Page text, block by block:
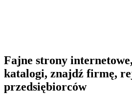
Fajne strony
katalogi, znajdź firmę,
przedsiębiorców